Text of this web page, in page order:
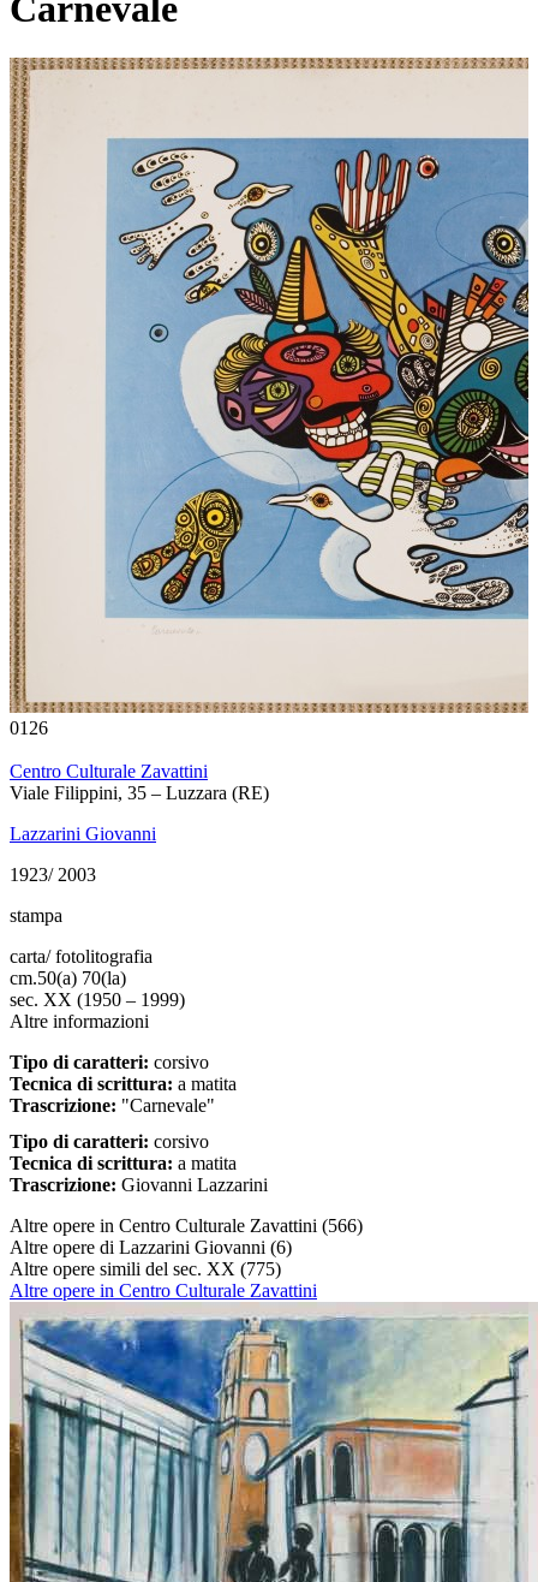
0126
Centro Culturale Zavattini
Viale Filippini, 35 – Luzzara (RE)
Lazzarini Giovanni
1923/ 2003
stampa
carta/ fotolitografia
cm.50(a) 70(la)
sec. XX (1950 – 1999)
Altre informazioni
Tipo di caratteri: corsivo
Tecnica di scrittura: a matita
Trascrizione: "Carnevale"
Tipo di caratteri: corsivo
Tecnica di scrittura: a matita
Trascrizione: Giovanni Lazzarini
Altre opere in Centro Culturale Zavattini (566)
Altre opere di Lazzarini Giovanni (6)
Altre opere simili del sec. XX (775)
Altre opere in Centro Culturale Zavattini